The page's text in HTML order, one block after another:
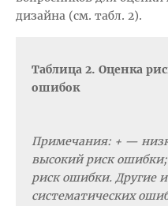
дизайна (см. табл. 2).
Таблица 2. Оценка
ошибок
Примечания: + —
высокий риск
риск ошибки. Другие
систематических